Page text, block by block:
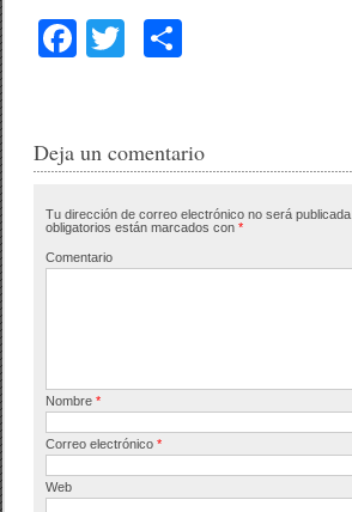
F
e
o
o
er p
tir
Deja un comentario
Tu dirección de correo electrónico no será publicada.
obligatorios están marcados con*
Comentario
Nombre*
Correo electrónico*
Web